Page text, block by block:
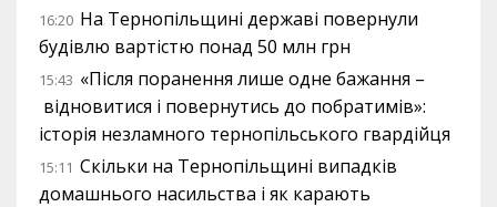
16:20 На Тернопільщині державі повернули
будівлю вартістю понад 50 млн грн
15:43 «Після поранення лише одне бажання –
відновитися і повернутись до побратимів»:
історія незламного тернопільського гвардійця
15:11 Скільки на Тернопільщині випадків
домашнього насильства і як карають